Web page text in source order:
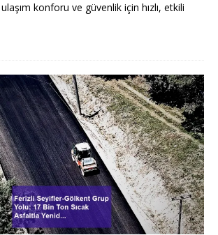
konforu ve güvenlik için hızlı, etkili